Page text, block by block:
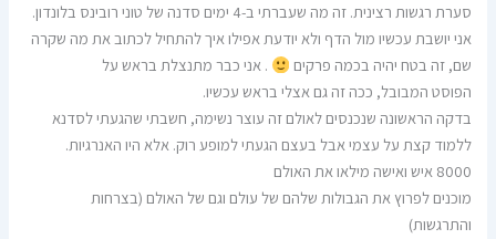
סערת רגשות רצינית. זה מה שעברתי ב-4 ימים סדנה של טוני רובינס בלונדון.
אני יושבת עכשיו מול הדף ולא יודעת אפילו איך להתחיל לכתוב את מה שקרה
שם, זה בטח יהיה בכמה פרקים
. אני כבר מתנצלת בראש על
הפוסט המבובל, ככה זה גם אצלי בראש עכשיו.
בדקה הראשונה שנכנסים לאולם זה עוצר נשימה, חשבתי שהגעתי לסדנא
ללמוד קצת על עצמי אבל בעצם הגעתי למופע רוק. אלא היו האנרגיות.
8000 איש ואישה מילאו את האולם
מוכנים לפרוץ את הגבולות שלהם של עולם וגם של האולם (בצרחות
והתרגשות)